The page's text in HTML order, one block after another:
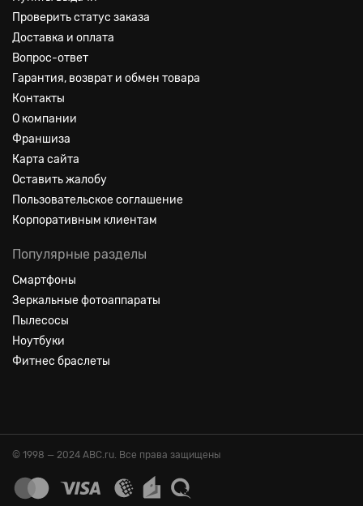
Проверить статус заказа
Доставка и оплата
Вопрос-ответ
Гарантия, возврат и обмен товара
Контакты
О компании
Франшиза
Карта сайта
Оставить жалобу
Пользовательское соглашение
Корпоративным клиентам
Популярные разделы
Смартфоны
Зеркальные фотоаппараты
Пылесосы
Ноутбуки
Фитнес браслеты
© 1998 — 2024 ABC.ru. Все права защищены